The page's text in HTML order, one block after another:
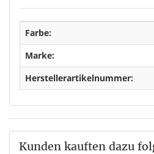
Farbe:
Marke:
Herstellerartikelnummer:
Kunden kauften dazu